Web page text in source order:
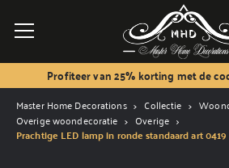
Profiteer van 25% korting met de
Master Home Decorations Collectie
Overige woondecoratie
Overige
Prachtige LED lamp in ronde standaard art 0419